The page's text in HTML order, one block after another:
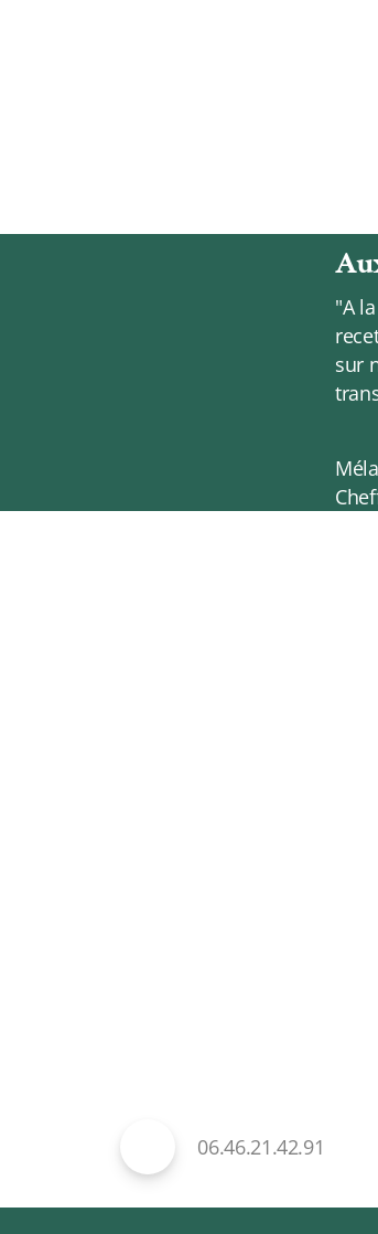
"A
sur
06.46.21.42.91